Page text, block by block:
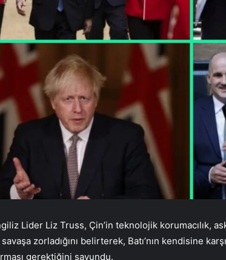
Lider Liz Truss, Çin’in teknolojik korumacılık,
zorladığını belirterek, Batı’nın kendisine
gerektiğini savundu.